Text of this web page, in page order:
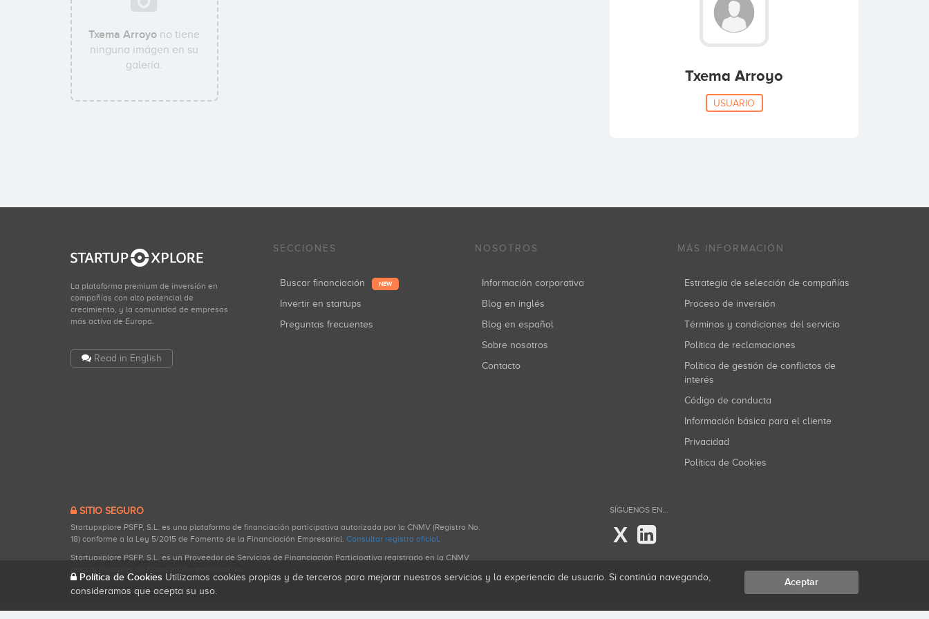
Txema Arroyo no tiene
ninguna imágen en su
galería.
Txema Arroyo
USUARIO
La plataforma premium de inversión en
compañías con alto potencial de
crecimiento, y la comunidad de empresas
más activa de Europa.
Read in English
SECCIONES
Buscar financiación NEW
Invertir en startups
Preguntas frecuentes
NOSOTROS
Información corporativa
Blog en inglés
Blog en español
Sobre nosotros
Contacto
MÁS INFORMACIÓN
Estrategia de selección de compañías
Proceso de inversión
Términos y condiciones del servicio
Política de reclamaciones
Política de gestión de conflictos de
interés
Código de conducta
Información básica para el cliente
Privacidad
Política de Cookies
SITIO SEGURO
Startupxplore PSFP, S.L. es una plataforma de financiación participativa autorizada por la CNMV (Registro No.
18) conforme a la Ley 5/2015 de Fomento de la Financiación Empresarial. Consultar registro oficial.
Startupxplore PSFP, S.L. es un Proveedor de Servicios de Financiación Participativa registrado en la CNMV
SÍGUENOS EN...
X
Política de Cookies Utilizamos cookies propias y de terceros para mejorar nuestros servicios y la experiencia de usuario. Si continúa navegando,
consideramos que acepta su uso.
Aceptar